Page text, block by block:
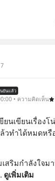
ยันแล้ว
• ความคิดเห็น
นเขียนเรื่องโ
วทำได้หมดหรื
สริมกำลังใจม
ดูเพิ่มเติม